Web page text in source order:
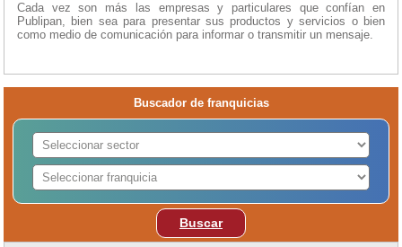
Cada vez son más las empresas y particulares que confían en
Publipan, bien sea para presentar sus productos y servicios o bien
como medio de comunicación para informar o transmitir un mensaje.
Buscador de franquicias
Buscar